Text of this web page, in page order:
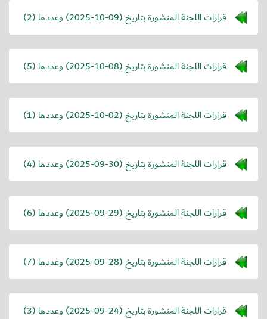
قرارات اللجنة المنشورة بتاريخ (2025-10-09) وعددها (2)
قرارات اللجنة المنشورة بتاريخ (2025-10-08) وعددها (5)
قرارات اللجنة المنشورة بتاريخ (2025-10-02) وعددها (1)
قرارات اللجنة المنشورة بتاريخ (2025-09-30) وعددها (4)
قرارات اللجنة المنشورة بتاريخ (2025-09-29) وعددها (6)
قرارات اللجنة المنشورة بتاريخ (2025-09-28) وعددها (7)
قرارات اللجنة المنشورة بتاريخ (2025-09-24) وعددها (3)